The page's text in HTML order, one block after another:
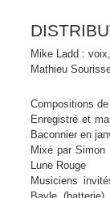
Mike Ladd :
Mathieu
Compositions
Enregistré et
Baconnier en
Mixé par Simon
Lune Rouge
Musiciens